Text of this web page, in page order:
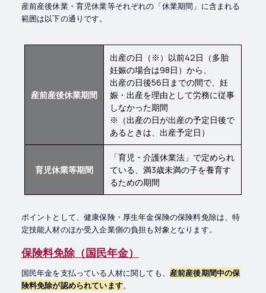
産前産後休業・育児休業等それぞれの「休業期間」に含まれる
範囲は以下の通りです。
産前産後休業期間
出産の日（※）以前42日（多胎
妊娠の場合は98日）から、
出産の日後56日までの間で、妊
娠・出産を理由として労務に従事
しなかった期間
※（出産の日が出産の予定日後で
あるときは、出産予定日）
育児休業等期間
「育児・介護休業法」で定められ
ている、満3歳未満の子を養育す
るための期間
ポイントとして、健康保険・厚生年金保険の保険料免除は、特
定技能人材のほか受入企業側の負担も対象となります。
保険料免除（国民年金）
国民年金を支払っている人材に関しても、 産前産後期間中の保
険料免除が認められています。